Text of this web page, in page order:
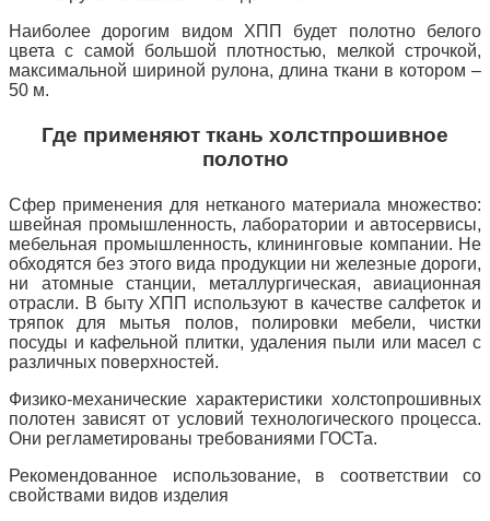
Наиболее дорогим видом ХПП будет полотно белого
цвета с самой большой плотностью, мелкой строчкой,
максимальной шириной рулона, длина ткани в котором –
50 м.
Где применяют ткань холстпрошивное
полотно
Сфер применения для нетканого материала множество:
швейная промышленность, лаборатории и автосервисы,
мебельная промышленность, клининговые компании. Не
обходятся без этого вида продукции ни железные дороги,
ни атомные станции, металлургическая, авиационная
отрасли. В быту ХПП используют в качестве салфеток и
тряпок для мытья полов, полировки мебели, чистки
посуды и кафельной плитки, удаления пыли или масел с
различных поверхностей.
Физико-механические характеристики холстопрошивных
полотен зависят от условий технологического процесса.
Они регламетированы требованиями ГОСТа.
Рекомендованное использование, в соответствии со
свойствами видов изделия